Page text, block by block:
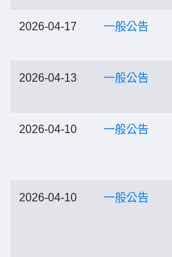
2026-04-17 一般公告
2026-04-13 一般公告
2026-04-10 一般公告
2026-04-10 一般公告